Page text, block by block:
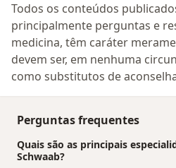
Todos os conteúdos
principalmente perguntas e
medicina, têm caráter
devem ser, em nenhuma
como substitutos de
Perguntas frequentes
Quais são as principais
Schwaab?